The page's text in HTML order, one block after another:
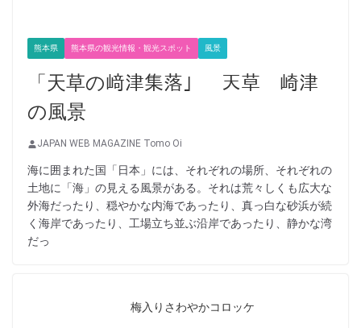
熊本県 熊本県の観光情報・観光スポット 風景
「天草の﨑津集落」 天草 崎津
の風景
JAPAN WEB MAGAZINE Tomo Oi
海に囲まれた国「日本」には、それぞれの場所、それぞれの
土地に「海」の見える風景がある。それは荒々しくも広大な
外海だったり、穏やかな内海であったり、真っ白な砂浜が続
く海岸であったり、工場立ち並ぶ沿岸であったり、静かな湾
だっ
梅入りさわやかコロッケ